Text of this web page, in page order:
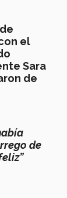
el
Sara
de
de